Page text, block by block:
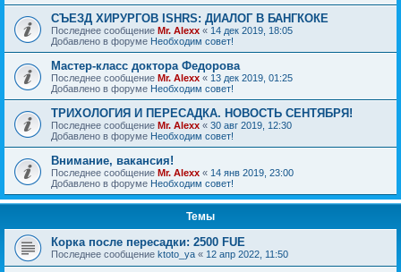
СЪЕЗД ХИРУРГОВ ISHRS: ДИАЛОГ В БАНГКОКЕ
Последнее сообщение Mr. Alexx « 14 дек 2019, 18:05
Добавлено в форуме Необходим совет!
Мастер-класс доктора Федорова
Последнее сообщение Mr. Alexx « 13 дек 2019, 01:25
Добавлено в форуме Необходим совет!
ТРИХОЛОГИЯ И ПЕРЕСАДКА. НОВОСТЬ СЕНТЯБРЯ!
Последнее сообщение Mr. Alexx « 30 авг 2019, 12:30
Добавлено в форуме Необходим совет!
Внимание, вакансия!
Последнее сообщение Mr. Alexx « 14 янв 2019, 23:00
Добавлено в форуме Необходим совет!
Темы
Корка после пересадки: 2500 FUE
Последнее сообщение ktoto_ya « 12 апр 2022, 11:50